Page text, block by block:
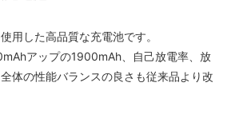
用した高品質な充電池です。
アップの1900mAh、自己放電率、放
体の性能バランスの良さも従来品より改